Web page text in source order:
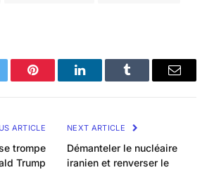
Pinterest LinkedInTumblr Email
ARTICLE
trompe
Trump
NEXT ARTICLE
Démanteler le nucléaire
iranien et renverser le